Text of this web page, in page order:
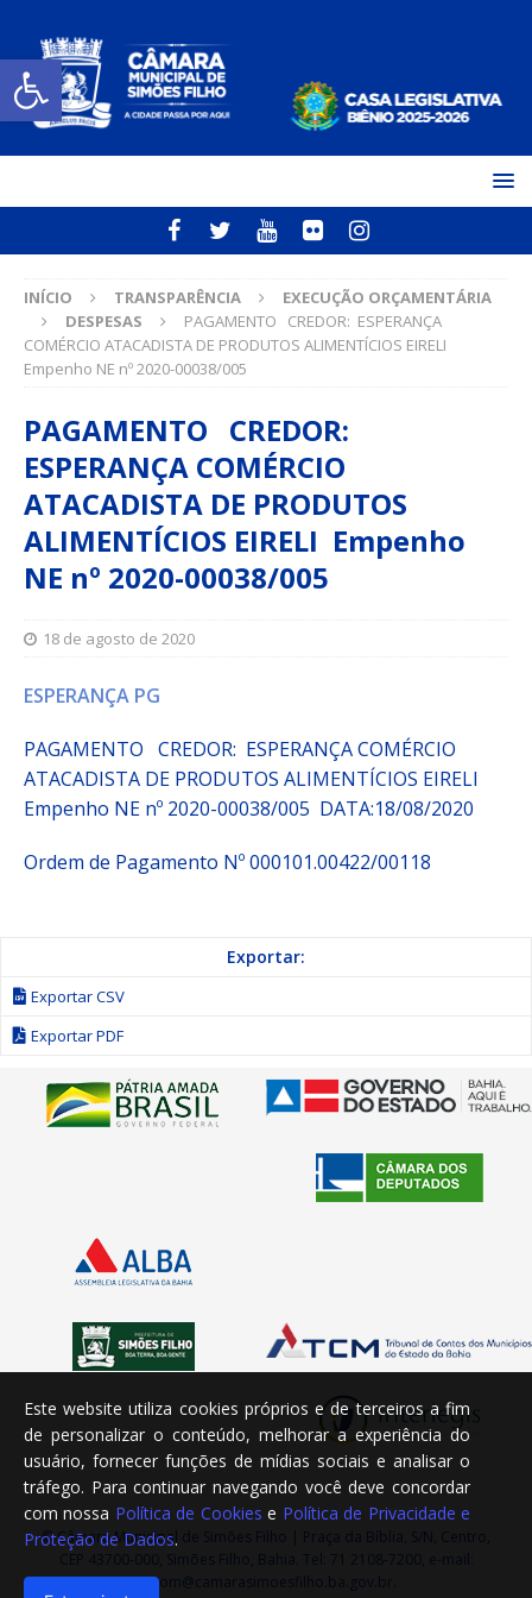
Open toolbar
INÍCIO TRANSPARÊNCIA
EXECUÇÃO ORÇAMENTÁRIA
DESPESAS
PAGAMENTO CREDOR: ESPERANÇA
COMÉRCIO ATACADISTA DE PRODUTOS ALIMENTÍCIOS EIRELI
Empenho NE nº 2020-00038/005
PAGAMENTO CREDOR:
ESPERANÇA COMÉRCIO
ATACADISTA DE PRODUTOS
ALIMENTÍCIOS EIRELI Empenho
NE nº 2020-00038/005
18 de agosto de 2020
ESPERANÇA PG
PAGAMENTO CREDOR: ESPERANÇA COMÉRCIO
ATACADISTA DE PRODUTOS ALIMENTÍCIOS EIRELI
Empenho NE nº 2020-00038/005 DATA:18/08/2020
Ordem de Pagamento Nº 000101.00422/00118
Exportar:
Exportar CSV
Exportar PDF
© Câmara Municipal de Simões Filho | Praça da Bíblia, S/N, Centro,
CEP 43700-000, Simões Filho, Bahia. Tel: 71 2108-7200, e-mail:
ascom@camarasimoesfilho.ba.gov.br.
Este website utiliza cookies próprios e de terceiros a fim
de personalizar o conteúdo, melhorar a experiência do
usuário, fornecer funções de mídias sociais e analisar o
tráfego. Para continuar navegando você deve concordar
com nossa Política de Cookies e Política de Privacidade e
Proteção de Dados.